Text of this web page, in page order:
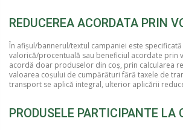
REDUCEREA ACORDATA PRIN
În afișul/bannerul/textul campaniei este
valorică/procentuală sau beneficiul acordate prin
acordă doar produselor din coș, prin calcularea
valoarea coșului de cumpărături fără taxele de
transport se aplică integral, ulterior aplicării
PRODUSELE PARTICIPANTE LA